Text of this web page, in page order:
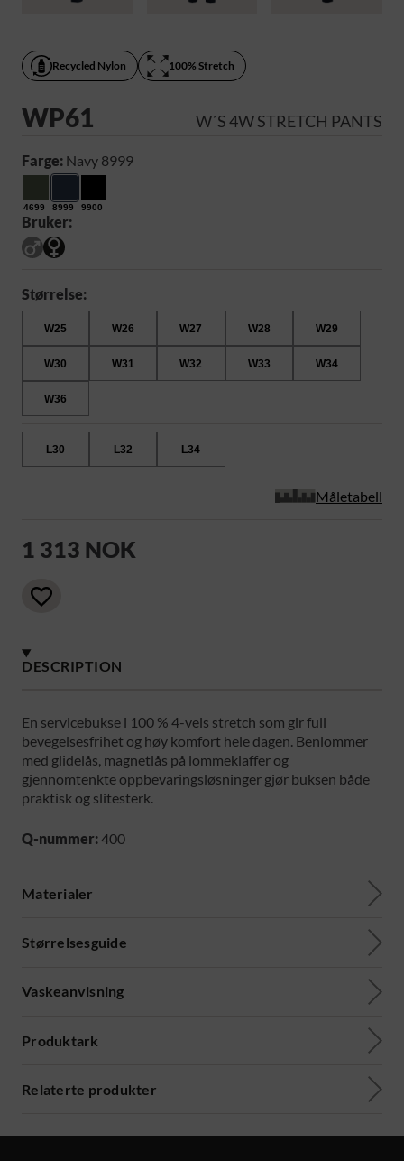
Recycled Nylon 100% Stretch
WP61 W´S 4W STRETCH PANTS
Farge: Navy 8999
4699 8999 9900
Bruker:
Størrelse:
W25 W26 W27 W28 W29
W30 W31 W32 W33 W34
W36
L30 L32 L34
Måletabell
1 313 NOK
DESCRIPTION
En servicebukse i 100 % 4-veis stretch som gir full
bevegelsesfrihet og høy komfort hele dagen. Benlommer
med glidelås, magnetlås på lommeklaffer og
gjennomtenkte oppbevaringsløsninger gjør buksen både
praktisk og slitesterk.
Q-nummer:400
Materialer
Størrelsesguide
Vaskeanvisning
Produktark
Relaterte produkter